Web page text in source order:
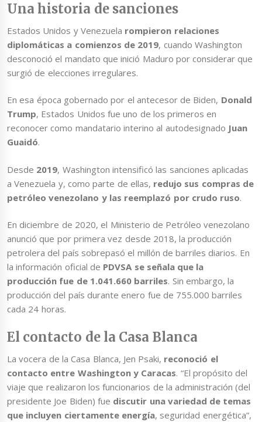
Una historia de sanciones
Estados Unidos y Venezuela rompieron relaciones
diplomáticas a comienzos de 2019, cuando Washington
desconoció el mandato que inició Maduro por considerar que
surgió de elecciones irregulares.
En esa época gobernado por el antecesor de Biden, Donald
Trump, Estados Unidos fue uno de los primeros en
reconocer como mandatario interino al autodesignado Juan
Guaidó.
Desde 2019, Washington intensificó las sanciones aplicadas
a Venezuela y, como parte de ellas, redujo sus compras de
petróleo venezolano y las reemplazó por crudo ruso.
En diciembre de 2020, el Ministerio de Petróleo venezolano
anunció que por primera vez desde 2018, la producción
petrolera del país sobrepasó el millón de barriles diarios. En
la información oficial de PDVSA se señala que la
producción fue de 1.041.660 barriles. Sin embargo, la
producción del país durante enero fue de 755.000 barriles
cada 24 horas.
El contacto de la Casa Blanca
La vocera de la Casa Blanca, Jen Psaki, reconoció el
contacto entre Washington y Caracas. “El propósito del
viaje que realizaron los funcionarios de la administración (del
presidente Joe Biden) fue discutir una variedad de temas
que incluyen ciertamente energía, seguridad energética”,